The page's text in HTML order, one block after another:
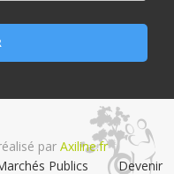
par Axiline.fr
Publics Devenir